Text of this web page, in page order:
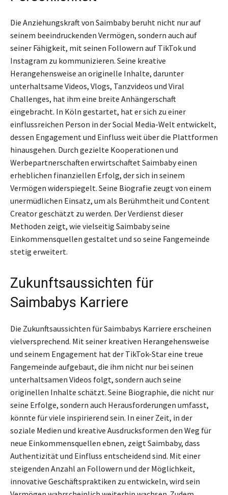
Die Anziehungskraft von Saimbaby beruht nicht nur auf
seinem beeindruckenden Vermögen, sondern auch auf
seiner Fähigkeit, mit seinen Followern auf TikTok und
Instagram zu kommunizieren. Seine kreative
Herangehensweise an originelle Inhalte, darunter
unterhaltsame Videos, Vlogs, Tanzvideos und Viral
Challenges, hat ihm eine breite Anhängerschaft
eingebracht. In Köln gestartet, hat er sich zu einer
einflussreichen Person in der Social Media-Welt entwickelt,
dessen Engagement und Einfluss weit über die Plattformen
hinausgehen. Durch gezielte Kooperationen und
Werbepartnerschaften erwirtschaftet Saimbaby einen
erheblichen finanziellen Erfolg, der sich in seinem
Vermögen widerspiegelt. Seine Biografie zeugt von einem
unermüdlichen Einsatz, um als Berühmtheit und Content
Creator geschätzt zu werden. Der Verdienst dieser
Methoden zeigt, wie vielseitig Saimbaby seine
Einkommensquellen gestaltet und so seine Fangemeinde
stetig erweitert.
Zukunftsaussichten für
Saimbabys Karriere
Die Zukunftsaussichten für Saimbabys Karriere erscheinen
vielversprechend. Mit seiner kreativen Herangehensweise
und seinem Engagement hat der TikTok-Star eine treue
Fangemeinde aufgebaut, die ihm nicht nur bei seinen
unterhaltsamen Videos folgt, sondern auch seine
originellen Inhalte schätzt. Seine Biographie, die nicht nur
seine Erfolge, sondern auch Herausforderungen umfasst,
könnte für viele inspirierend sein. In einer Zeit, in der
soziale Medien und kreative Ausdrucksformen den Weg für
neue Einkommensquellen ebnen, zeigt Saimbaby, dass
Authentizität und Einfluss entscheidend sind. Mit einer
steigenden Anzahl an Followern und der Möglichkeit,
innovative Geschäftspraktiken zu entwickeln, wird sein